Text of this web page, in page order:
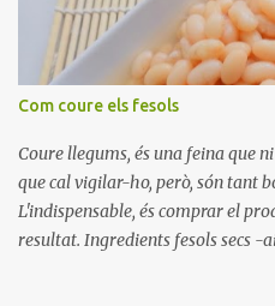
Com coure els fesols
Coure llegums, és una feina que
que cal vigilar-ho, però, són tant
L'indispensable, és comprar el
resultat. Ingredients fesols secs -